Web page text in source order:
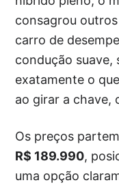
consagrou
carro de
condução suave,
exatamente o
ao girar a chave,
Os preços
R$ 189.990,
uma opção